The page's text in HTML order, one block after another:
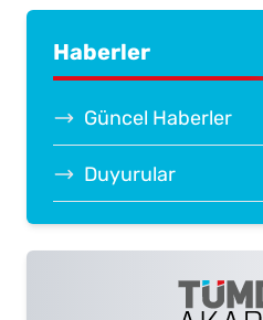
Haberler
Güncel Haberler
Duyurular